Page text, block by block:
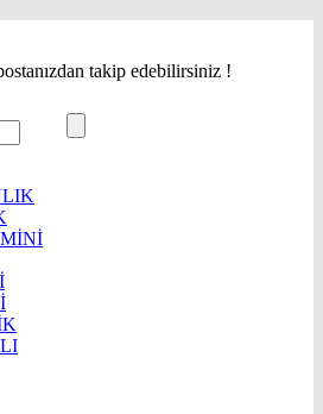
takip edebilirsiniz !